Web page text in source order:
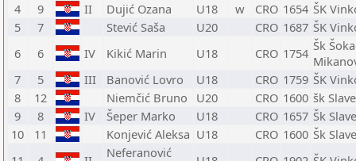
4
9 II Dujić Ozana U18 w CRO 1654 ŠK
5
7 Stević Saša U20 CRO 1687 ŠK
6
6 IV Kikić Marin U18 CRO 1754 Šk
7
5 III Banović Lovro U18 CRO 1759 ŠK
8
12 Niemčić Bruno U20 CRO 1600 šk
9
8 IV Šeper Marko U18 CRO 1657 Šk
10
11 Konjević Aleksa U18 CRO 1600 Šk
Neferanović